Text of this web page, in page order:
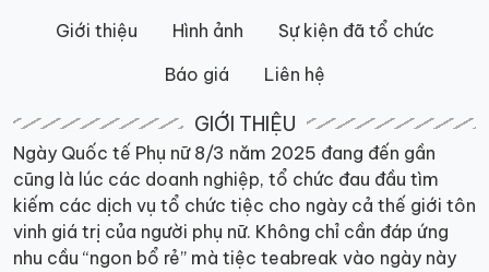
Giới thiệu Hình ảnh
Sự kiện đã tổ chức
Báo giá
Liên hệ
GIỚI THIỆU
Ngày Quốc tế Phụ nữ 8/3 năm 2025 đang đến gần
cũng là lúc các doanh nghiệp, tổ chức đau đầu tìm
kiếm các dịch vụ tổ chức tiệc cho ngày cả thế giới tôn
vinh giá trị của người phụ nữ. Không chỉ cần đáp ứng
nhu cầu “ngon bổ rẻ” mà tiệc teabreak vào ngày này